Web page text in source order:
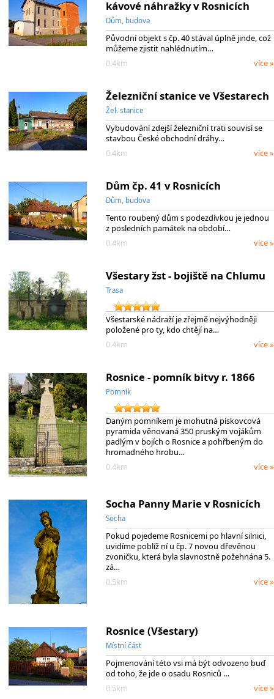
kávové náhražky v Rosnicích
Dům, budova
Původní objekt s čp. 40 stával úplně jinde, což
můžeme zjistit nahlédnutím…
0.4km
více »
Železniční stanice ve Všestarech
Žel. stanice
Vybudování zdejší železniční trati souvisí se
stavbou České obchodní dráhy…
0.4km
více »
Dům čp. 41 v Rosnicích
Dům, budova
Tento roubený dům s podezdívkou je jednou
z posledních památek na období…
0.4km
více »
Všestary žst - bojiště na Chlumu
Trasa
Všestarské nádraží je zřejmě nejvýhodněji
položené pro ty, kdo chtějí na…
0.4km
více »
Rosnice - pomník bitvy r. 1866
Pomník
Daným pomníkem je mohutná pískovcová
pyramida věnovaná 350 pruským vojákům
padlým v bojích o Rosnice a pohřbeným do
hromadného hrobu…
0.4km
více »
Socha Panny Marie v Rosnicích
Socha
Pokud pojedeme Rosnicemi po hlavní silnici,
uvidíme poblíž ní u čp. 7 novou dřevěnou
zvoničku, která byla slavnostně požehnána 5.
zá…
0.5km
více »
Rosnice (Všestary)
Místní část
Pojmenování této vsi má být odvozeno buď
od toho, že jde o osadu Rosniců …
0.5km
více »